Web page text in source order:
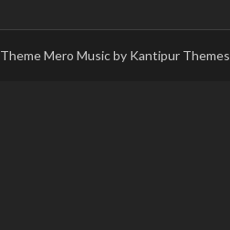
Theme Mero Music by Kantipur Themes